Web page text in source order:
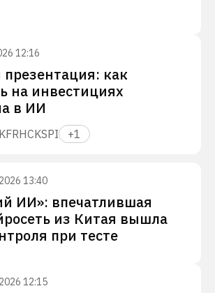
12:16
как
на инвестициях
в ИИ
FRHCKSPI +1
13:40
ИИ»: впечатлившая
из Китая вышла
при тесте
12:15